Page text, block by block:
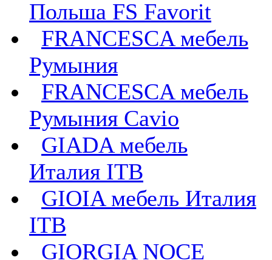
Польша FS Favorit
FRANCESCA мебель
Румыния
FRANCESCA мебель
Румыния Cavio
GIADA мебель
Италия ITB
GIOIA мебель Италия
ITB
GIORGIA NOCE